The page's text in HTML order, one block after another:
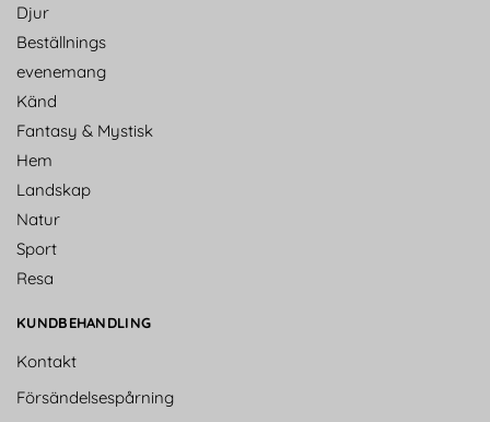
Djur
Beställnings
evenemang
Känd
Fantasy & Mystisk
Hem
Landskap
Natur
Sport
Resa
KUNDBEHANDLING
Kontakt
Försändelsespårning